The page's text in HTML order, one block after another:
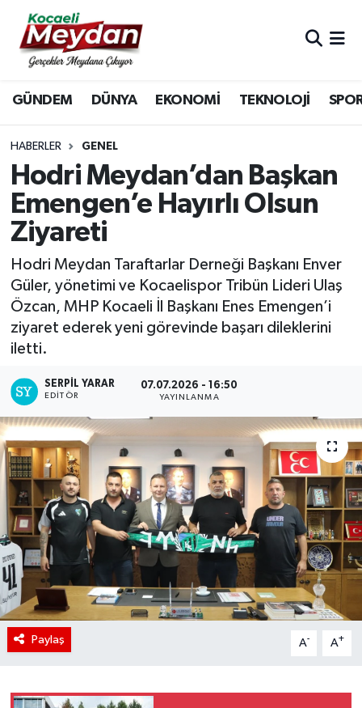
GÜNDEM DÜNYA EKONOMİ TEKNOLOJİ
HABERLER GENEL
Hodri Meydan’dan Başkan
Emengen’e Hayırlı Olsun
Ziyareti
Hodri Meydan Taraftarlar Derneği Başkanı Enver
Güler, yönetimi ve Kocaelispor Tribün Lideri Ulaş
Özcan, MHP Kocaeli İl Başkanı Enes Emengen’i
ziyaret ederek yeni görevinde başarı dileklerini
iletti.
SERPİL YARAR
EDITÖR
07.07.2026 - 16:50
YAYINLANMA
Paylaş A- A+
Nöbetçi Eczaneler
Hava Durumu
Trafik Durumu
Süper Lig Puan Durumu ve Fikstür
Tüm Manşetler
Son Dakika Haberleri
Haber Arşivi